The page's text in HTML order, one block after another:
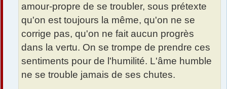
amour-propre de se troubler, sous prétexte
qu'on est toujours la même, qu'on ne se
corrige pas, qu'on ne fait aucun progrès
dans la vertu. On se trompe de prendre ces
sentiments pour de l'humilité. L'âme humble
ne se trouble jamais de ses chutes.